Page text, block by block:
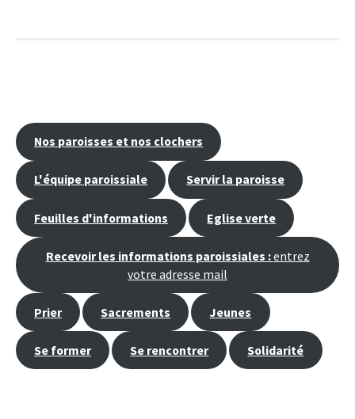
Nos paroisses et nos clochers
L'équipe paroissiale Servir la paroisse
Feuilles d'informations Eglise verte
Recevoir les informations paroissiales :entrez
votre adresse mail
Prier Sacrements Jeunes
Se former Se rencontrer Solidarité